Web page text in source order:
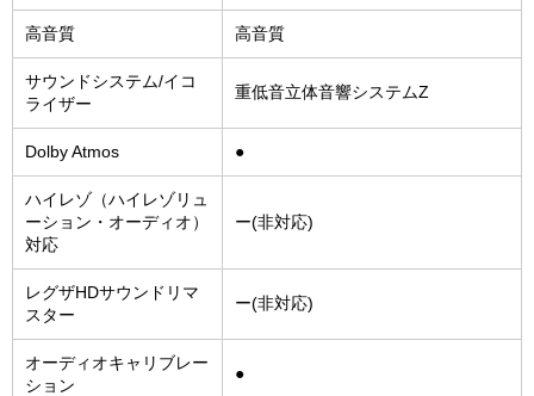
高音質 高音質
サウンドシステム/イコ
ライザー
重低音立体音響システムZ
Dolby Atmos ●
ハイレゾ（ハイレゾリュ
ーション・オーディオ）
対応
ー(非対応)
レグザHDサウンドリマ
スター
ー(非対応)
オーディオキャリブレー
ション
●